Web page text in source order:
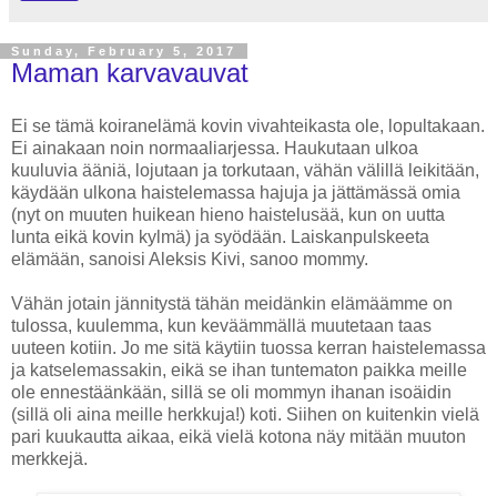
Sunday, February 5, 2017
Maman karvavauvat
Ei se tämä koiranelämä kovin vivahteikasta ole, lopultakaan.
Ei ainakaan noin normaaliarjessa. Haukutaan ulkoa
kuuluvia ääniä, lojutaan ja torkutaan, vähän välillä leikitään,
käydään ulkona haistelemassa hajuja ja jättämässä omia
(nyt on muuten huikean hieno haistelusää, kun on uutta
lunta eikä kovin kylmä) ja syödään. Laiskanpulskeeta
elämään, sanoisi Aleksis Kivi, sanoo mommy.
Vähän jotain jännitystä tähän meidänkin elämäämme on
tulossa, kuulemma, kun keväämmällä muutetaan taas
uuteen kotiin. Jo me sitä käytiin tuossa kerran haistelemassa
ja katselemassakin, eikä se ihan tuntematon paikka meille
ole ennestäänkään, sillä se oli mommyn ihanan isoäidin
(sillä oli aina meille herkkuja!) koti. Siihen on kuitenkin vielä
pari kuukautta aikaa, eikä vielä kotona näy mitään muuton
merkkejä.